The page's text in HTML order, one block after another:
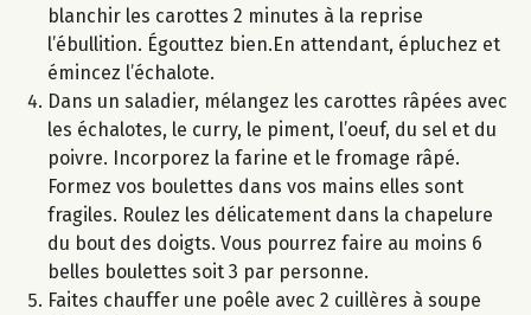
blanchir les carottes 2 minutes à la reprise
l’ébullition. Égouttez bien.En attendant, épluchez et
émincez l’échalote.
Dans un saladier, mélangez les carottes râpées avec
les échalotes, le curry, le piment, l’oeuf, du sel et du
poivre. Incorporez la farine et le fromage râpé.
Formez vos boulettes dans vos mains elles sont
fragiles. Roulez les délicatement dans la chapelure
du bout des doigts. Vous pourrez faire au moins 6
belles boulettes soit 3 par personne.
Faites chauffer une poêle avec 2 cuillères à soupe